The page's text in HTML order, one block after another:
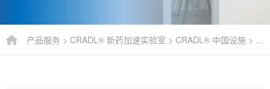
产品服务 > CRADL® 新药加速实验室 > CRADL® 中国设施 >